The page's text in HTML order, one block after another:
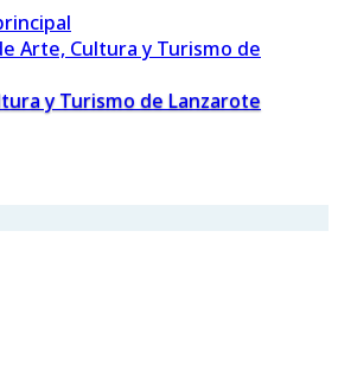
y Turismo de Lanzarote